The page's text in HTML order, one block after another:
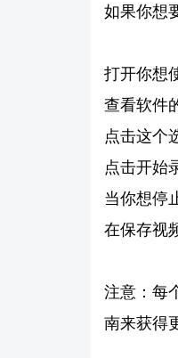
如果你想
打开你想
查看软件
点击这个
点击开始
当你想停
在保存视
注意：每
南来获得